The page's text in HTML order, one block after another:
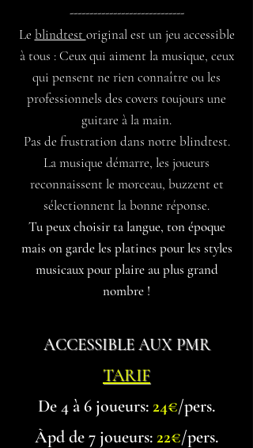
-----------------------------
Le blindtest originalest un jeu accessible
à tous : Ceux qui aiment la musique, ceux
qui pensent ne rien connaître ou les
professionnels des covers toujours une
guitare à la main.
‍Pas de frustration dans notre blindtest.
La musique démarre, les joueurs
reconnaissent le morceau, buzzent et
sélectionnent la bonne réponse.
Tu peux choisir ta langue, ton époque
mais on garde les platines pour les styles
musicaux pour plaire au plus grand
nombre !
ACCESSIBLE AUX PMR
TARIF
De 4 à 6 joueurs:24€/pers.
Àpd de 7 joueurs:22€/pers.